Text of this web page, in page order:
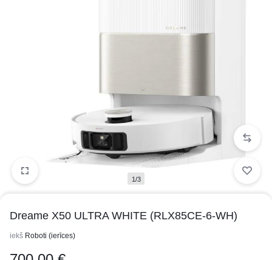
1/3
Dreame X50 ULTRA WHITE (RLX85CE-6-WH)
iekš Roboti (ierīces)